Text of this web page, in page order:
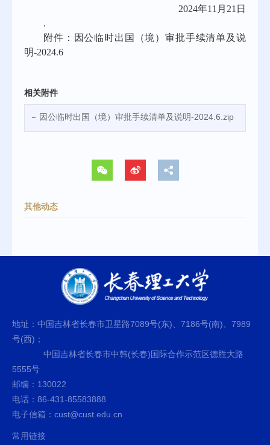
2024年11月21日
.
附件：因公临时出国（境）审批手续清单及说
明-2024.6
相关附件
因公临时出国（境）审批手续清单及说明-2024.6.zip
其他动态
地址：中国吉林省长春市卫星路7089号(东)、7186号(南)、7989
号(西)；
中国吉林省长春市中韩(长春)国际合作示范区德胜大路
5555号
邮编：130022
电话：86-431-85583888
电子信箱：cust@cust.edu.cn
常用链接